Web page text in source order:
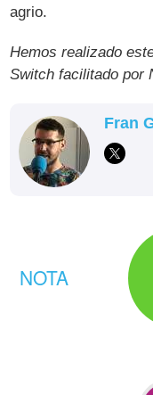
agrio.
Hemos realizado
Switch facilitado por
Fran
NOTA